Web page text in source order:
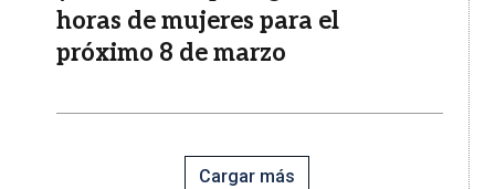
horas de mujeres para el
próximo 8 de marzo
Cargar más